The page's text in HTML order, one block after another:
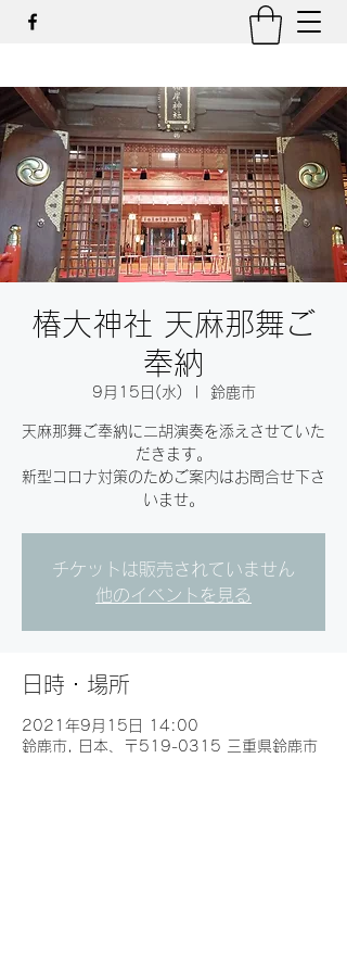
椿大神社 天麻那舞ご
奉納
9月15日(水) 鈴鹿市
天麻那舞ご奉納に二胡演奏を添えさせていた
だきます。
新型コロナ対策のためご案内はお問合せ下さ
いませ。
チケットは販売されていません
他のイベントを見る
日時・場所
2021年9月15日 14:00
鈴鹿市, 日本、〒519-0315 三重県鈴鹿市